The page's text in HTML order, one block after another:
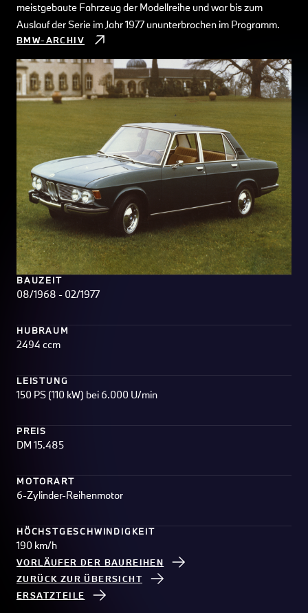
meistgebaute Fahrzeug der Modellreihe und war bis zum
Auslauf der Serie im Jahr 1977 ununterbrochen im Programm.
BMW-ARCHIV
BAUZEIT
08/1968 - 02/1977
HUBRAUM
2494 ccm
LEISTUNG
150 PS (110 kW) bei 6.000 U/min
PREIS
DM 15.485
MOTORART
6-Zylinder-Reihenmotor
HÖCHSTGESCHWINDIGKEIT
190 km/h
VORLÄUFER DER BAUREIHEN
ZURÜCK ZUR ÜBERSICHT
ERSATZTEILE